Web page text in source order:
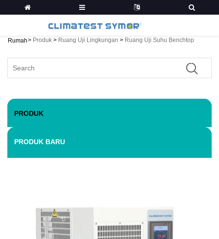
Rumah> Produk > Ruang Uji Lingkungan > Ruang Uji Suhu Benchtop
PRODUK
PRODUK BARU